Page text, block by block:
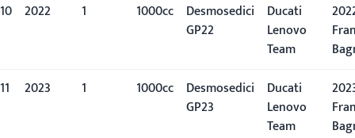
10 2022 1º 1000cc
Desmosedici
GP22
Ducati
Lenovo
Team
11
2023 1º 1000cc
Desmosedici
GP23
Ducati
Lenovo
Team